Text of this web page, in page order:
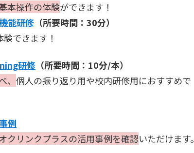
本操作の体験ができます！
能研修 （所要時間：30分）
できます！
研修 （所要時間：10分/本）
個人の振り返り用や校内研修用におすすめで
例
クリンクプラスの活用事例を確認いただけます。